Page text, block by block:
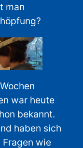
man
war heute
bekannt.
haben sich
Fragen wie